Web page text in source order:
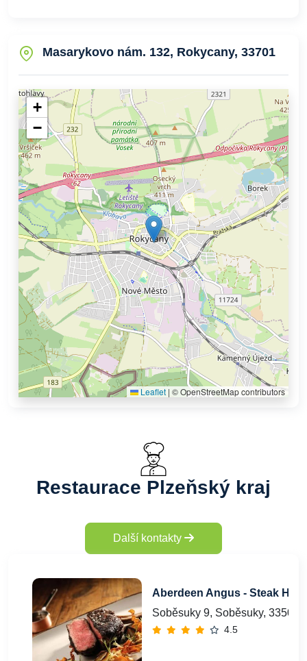
Masarykovo nám. 132, Rokycany, 33701
+
−
Leaflet | © OpenStreetMap contributors
Restaurace Plzeňský kraj
Další kontakty
Aberdeen Angus - Steak
Soběsuky 9, Soběsuky, 33501
4.5